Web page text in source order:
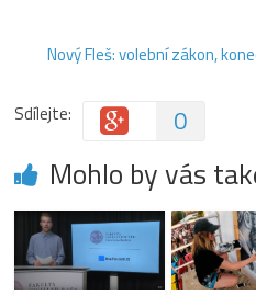
Nový Fleš: volební zákon,
Sdílejte: 0
Mohlo by vás